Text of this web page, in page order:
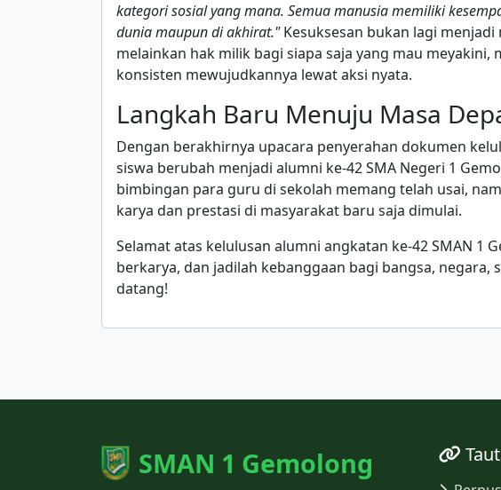
kategori sosial yang mana. Semua manusia memiliki
dunia maupun di akhirat."Kesuksesan bukan lagi
melainkan hak milik bagi siapa saja yang mau meyakini,
konsisten mewujudkannya lewat aksi nyata.
Langkah Baru Menuju Masa
Dengan berakhirnya upacara penyerahan dokumen
siswa berubah menjadi alumni ke-42 SMA Negeri 1
bimbingan para guru di sekolah memang telah usai,
karya dan prestasi di masyarakat baru saja dimulai.
Selamat atas kelulusan alumni angkatan ke-42 SMAN 1
berkarya, dan jadilah kebanggaan bagi bangsa, negara,
datang!
SMAN 1 Gemolong